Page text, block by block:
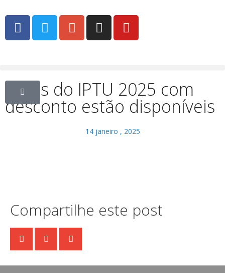
Guias do IPTU 2025 com
desconto estão disponíveis
14 janeiro , 2025
Compartilhe este post